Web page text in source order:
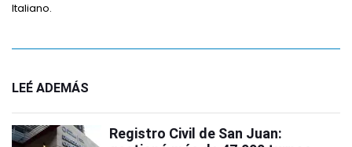
Italiano.
LEÉ ADEMÁS
Registro Civil de San Juan: